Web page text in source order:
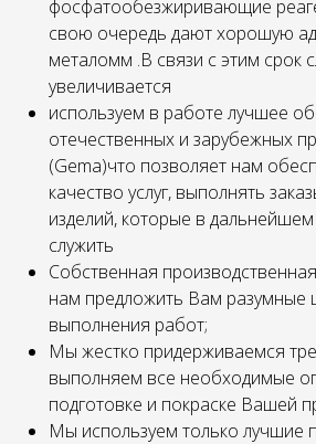
фосфатообезжиривающие
свою очередь дают хорошую
металомм .В связи с этим срок
увеличивается
используем в работе лучшее
отечественных и зарубежных
(Gema)что позволяет нам
качество услуг, выполнять
изделий, которые в
служить
Собственная
нам предложить Вам разумные
выполнения работ;
Мы жестко придерживаемся
выполняем все необходимые
подготовке и покраске Вашей
Мы используем только лучшие